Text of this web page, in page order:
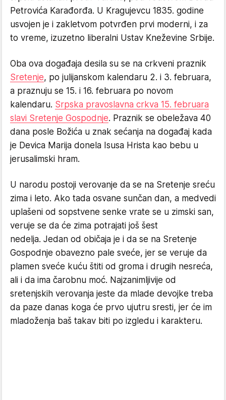
Petrovića Karađorđa. U Kragujevcu 1835. godine
usvojen je i zakletvom potvrđen prvi moderni, i za
to vreme, izuzetno liberalni Ustav Kneževine Srbije.
Oba ova događaja desila su se na crkveni praznik
Sretenje, po julijanskom kalendaru 2. i 3. februara,
a praznuju se 15. i 16. februara po novom
kalendaru. Srpska pravoslavna crkva 15. februara
slavi Sretenje Gospodnje. Praznik se obeležava 40
dana posle Božića u znak sećanja na događaj kada
je Devica Marija donela Isusa Hrista kao bebu u
jerusalimski hram.
U narodu postoji verovanje da se na Sretenje sreću
zima i leto. Ako tada osvane sunčan dan, a medvedi
uplašeni od sopstvene senke vrate se u zimski san,
veruje se da će zima potrajati još šest
nedelja. Jedan od običaja je i da se na Sretenje
Gospodnje obavezno pale sveće, jer se veruje da
plamen sveće kuću štiti od groma i drugih nesreća,
ali i da ima čarobnu moć. Najzanimljivije od
sretenjskih verovanja jeste da mlade devojke treba
da paze danas koga će prvo ujutru sresti, jer će im
mladoženja baš takav biti po izgledu i karakteru.